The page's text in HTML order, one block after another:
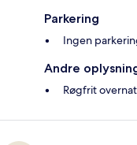
Parkering
Ingen
Andre
Røgfrit